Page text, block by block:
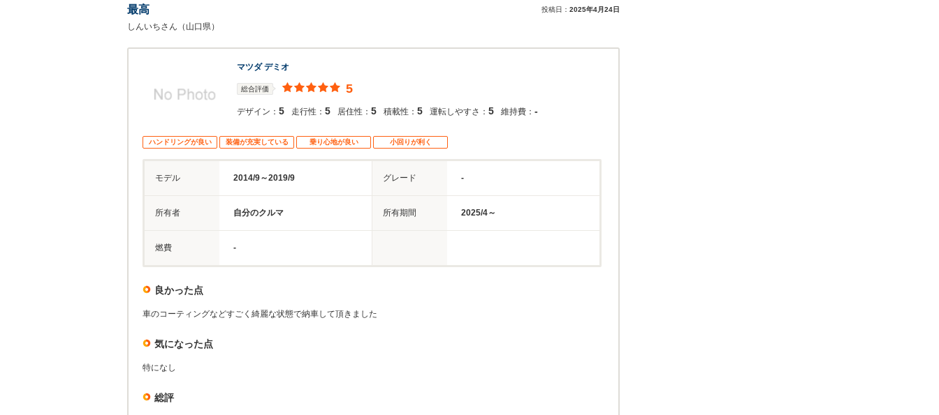
最高 投稿日： 2025年4月24日
しんいちさん（山口県）
マツダ デミオ
総合評価 5
デザイン： 5 走行性： 5 居住性： 5 積載性： 5 運転しやすさ： 5 維持費： -
ハンドリングが良い 装備が充実している 乗り心地が良い 小回りが利く
モデル 2014/9～2019/9 グレード -
所有者 自分のクルマ 所有期間 2025/4～
燃費 -
良かった点
車のコーティングなどすごく綺麗な状態で納車して頂きました
気になった点
特になし
総評